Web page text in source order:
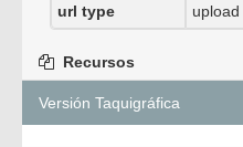
url type
upload
Recursos
Versión Taquigráfica